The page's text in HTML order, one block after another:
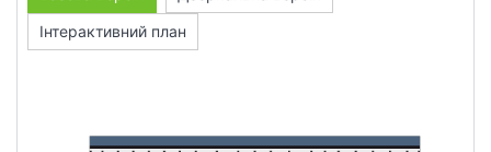
Інтерактивний план